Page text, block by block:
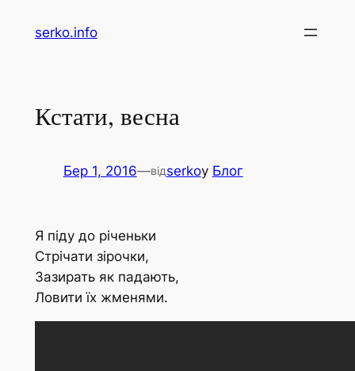
serko.info
Кстати, весна
Бер 1, 2016—відserkoу Блог
Я піду до річеньки
Стрічати зірочки,
Зазирать як падають,
Ловити їх жменями.